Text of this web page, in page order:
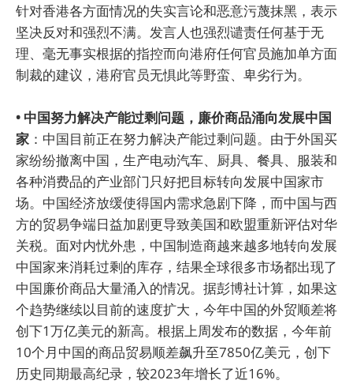
针对香港各方面情况的失实言论和恶意污蔑抹黑，表示
坚决反对和强烈不满。发言人也强烈谴责任何基于无
理、毫无事实根据的指控而向港府任何官员施加单方面
制裁的建议，港府官员无惧此等野蛮、卑劣行为。
• 中国努力解决产能过剩问题，廉价商品涌向发展中国
家 ：中国目前正在努力解决产能过剩问题。由于外国买
家纷纷撤离中国，生产电动汽车、厨具、餐具、服装和
各种消费品的产业部门只好把目标转向发展中国家市
场。中国经济放缓使得国内需求急剧下降，而中国与西
方的贸易争端日益加剧更导致美国和欧盟重新评估对华
关税。面对内忧外患，中国制造商越来越多地转向发展
中国家来消耗过剩的库存，结果全球很多市场都出现了
中国廉价商品大量涌入的情况。据彭博社计算，如果这
个趋势继续以目前的速度扩大，今年中国的外贸顺差将
创下1万亿美元的新高。根据上周发布的数据，今年前
10个月中国的商品贸易顺差飙升至7850亿美元，创下
历史同期最高纪录，较2023年增长了近16%。